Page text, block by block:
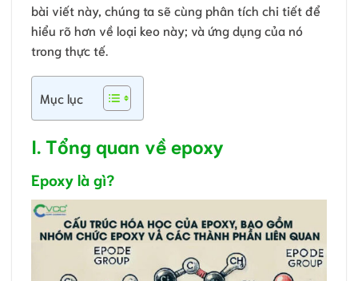
bài viết này, chúng ta sẽ cùng phân tích chi tiết để
hiểu rõ hơn về loại keo này; và ứng dụng của nó
trong thực tế.
Mục lục
I. Tổng quan về epoxy
Epoxy là gì?